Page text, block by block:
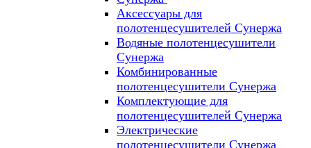
Аксессуары для
полотенцесушителей Сунержа
Водяные полотенцесушители
Сунержа
Комбинированные
полотенцесушители Сунержа
Комплектующие для
полотенцесушителей Сунержа
Электрические
полотенцесушители Сунержа